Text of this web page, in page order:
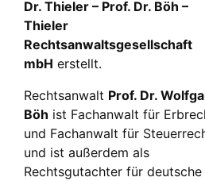
Dr. Thieler – Prof. Dr. Böh –
Thieler
Rechtsanwaltsgesellschaft
mbH erstellt.
Rechtsanwalt Prof. Dr.
Böh ist Fachanwalt für
und Fachanwalt für
und ist außerdem als
Rechtsgutachter für deutsche